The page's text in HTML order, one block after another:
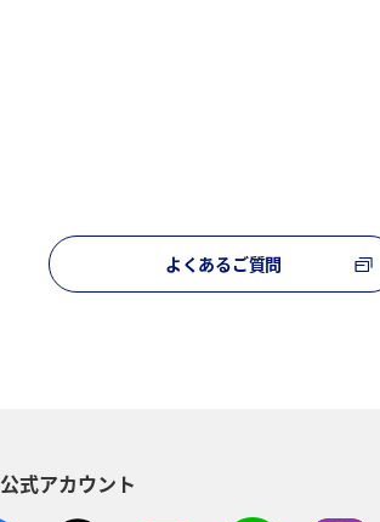
よくあるご質問
式アカウント